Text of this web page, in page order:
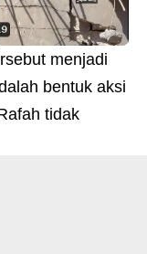
menjadi
bentuk aksi
tidak